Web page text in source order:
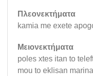
Πλεονεκτήματα
kamia me exete
Μειονεκτήματα
poles xtes itan to
mou to eklisan